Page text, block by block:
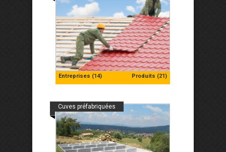
Entreprises (14) Produits (21)
Cuves préfabriquées